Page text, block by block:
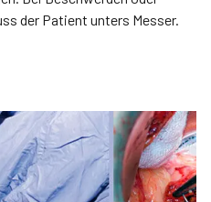
der Patient unters Messer.